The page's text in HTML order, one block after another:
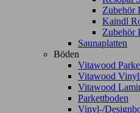
Zubehör
Kaindl
Zubehör
Saunaplatten
Böden
Vitawood
Vitawood
Vitawood
Parkettboden
Vinyl-/